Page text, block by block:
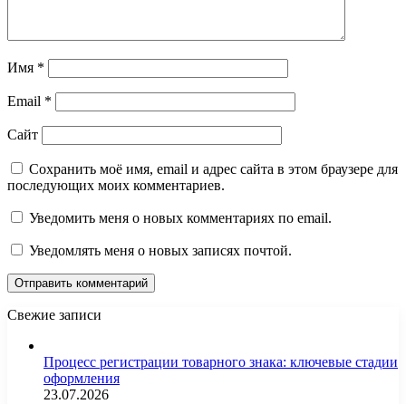
Имя *
Email *
Сайт
Сохранить моё имя, email и адрес сайта в этом браузере для
последующих моих комментариев.
Уведомить меня о новых комментариях по email.
Уведомлять меня о новых записях почтой.
Свежие записи
Процесс регистрации товарного знака: ключевые стадии
оформления
23.07.2026